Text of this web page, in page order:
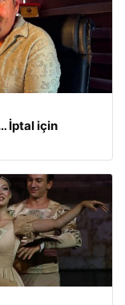
İptal için